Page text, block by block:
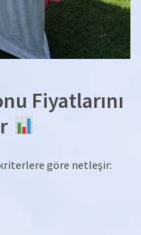
Fiyatlarını
göre netleşir: